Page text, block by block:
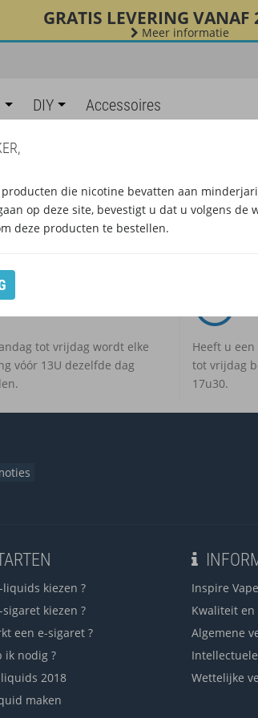
GRATIS LEVERING VANAF
Meer informatie
DIY Accessoires
PRODUCTEN
EXPRESLEVERING
tot vrijdag wordt elke
vóór 13U dezelfde dag
Heeft u
tot vrijdag
17u30.
liquids kiezen ?
sigaret kiezen ?
een e-sigaret ?
ik nodig ?
2018
maken
Inspire
Kwaliteit
Algemene
Wettelijke
producten die nicotine bevatten aan
op deze site, bevestigt u dat u volgens de
deze producten te bestellen.